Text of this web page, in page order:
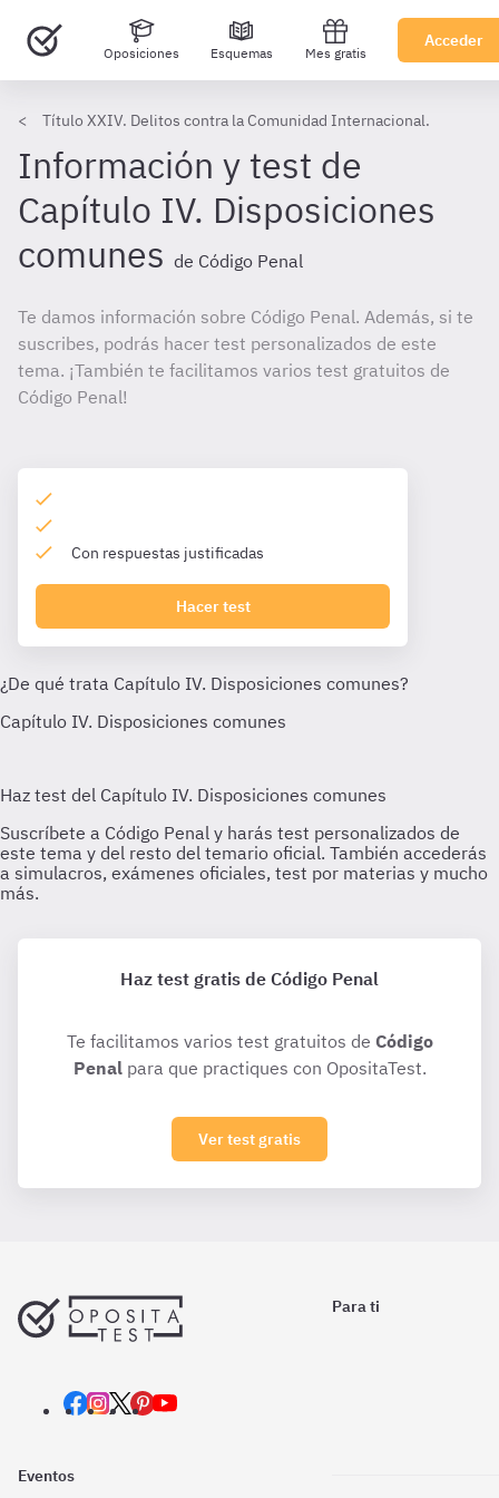
Oposiciones Esquemas Mes gratis
Acceder
Título XXIV. Delitos contra la Comunidad Internacional.
Información y test de
Capítulo IV. Disposiciones
comunes de Código Penal
Te damos información sobre Código Penal. Además, si te
suscribes, podrás hacer test personalizados de este
tema. ¡También te facilitamos varios test gratuitos de
Código Penal!
Con respuestas justificadas
Hacer test
Haz test gratis de Código Penal
Te facilitamos varios test gratuitos de Código
Penalpara que practiques con OpositaTest.
Ver test gratis
Para ti
Eventos